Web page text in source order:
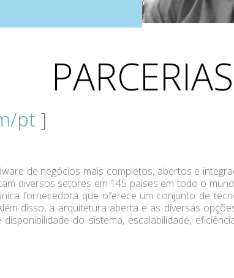
PARCERIAS
pt ]
de negócios mais completos, abertos e
diversos setores em 145 países em todo o
fornecedora que oferece um conjunto de
disso, a arquitetura aberta e as diversas
do sistema, escalabilidade,